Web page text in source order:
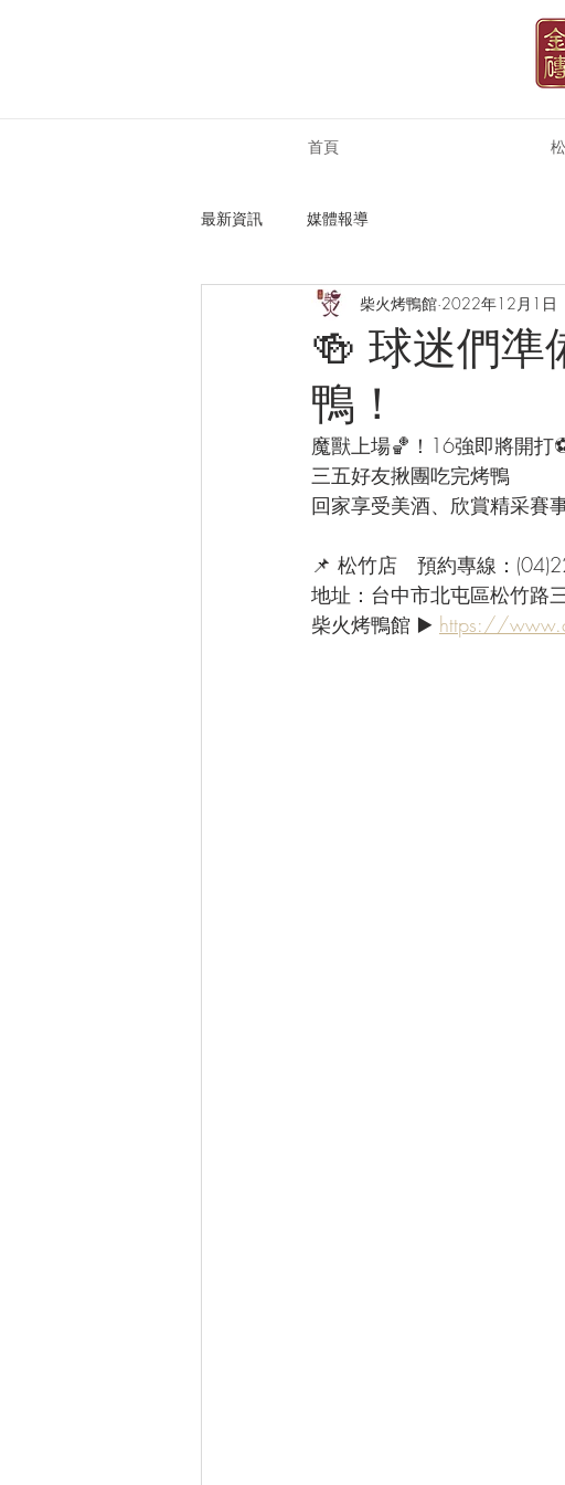
首頁
最新資訊 媒體報導
🍻 球迷們準
鴨！
柴火烤鴨館 2022年12月1日
魔獸上場🏀！16強即將開打
三五好友揪團吃完烤鴨
回家享受美酒、欣賞精采賽
📌 松竹店　預約專線：
地址：台中市北屯區松竹路
柴火烤鴨館 ▶️ https://